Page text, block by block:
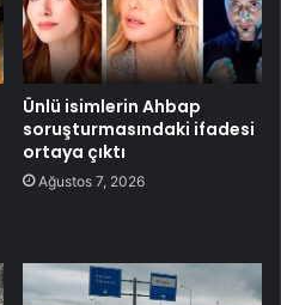
Ünlü isimlerin Ahbap
soruşturmasındaki ifadesi
ortaya çıktı
Ağustos 7, 2026